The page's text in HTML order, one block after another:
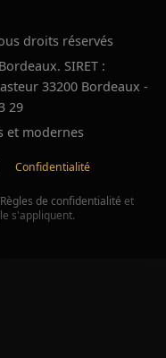
droits réservés
SIRET :
33200 Bordeaux -
29
et modernes
Confidentialité
Règles de confidentialité et
s'appliquent.